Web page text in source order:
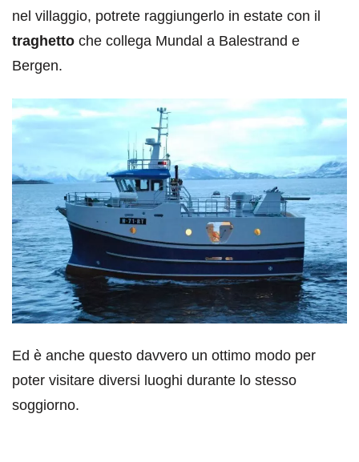
nel villaggio, potrete raggiungerlo in estate con il
traghetto che collega Mundal a Balestrand e
Bergen.
Ed è anche questo davvero un ottimo modo per
poter visitare diversi luoghi durante lo stesso
soggiorno.